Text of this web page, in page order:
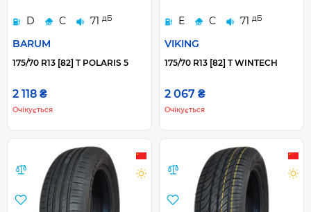
D C 71 дБ
BARUM
175/70 R13 [82] T POLARIS 5
2 118 ₴
Очікується
E C 71 дБ
VIKING
175/70 R13 [82] T WINTECH
2 067 ₴
Очікується